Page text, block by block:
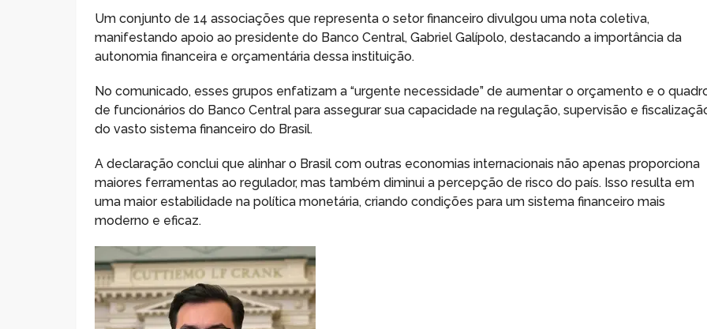
Um conjunto de 14 associações que representa o setor financeiro divulgou uma nota coletiva,
manifestando apoio ao presidente do Banco Central, Gabriel Galípolo, destacando a importância da
autonomia financeira e orçamentária dessa instituição.
No comunicado, esses grupos enfatizam a “urgente necessidade” de aumentar o orçamento e o
de funcionários do Banco Central para assegurar sua capacidade na regulação, supervisão e
do vasto sistema financeiro do Brasil.
A declaração conclui que alinhar o Brasil com outras economias internacionais não apenas proporciona
maiores ferramentas ao regulador, mas também diminui a percepção de risco do país. Isso resulta em
uma maior estabilidade na política monetária, criando condições para um sistema financeiro mais
moderno e eficaz.